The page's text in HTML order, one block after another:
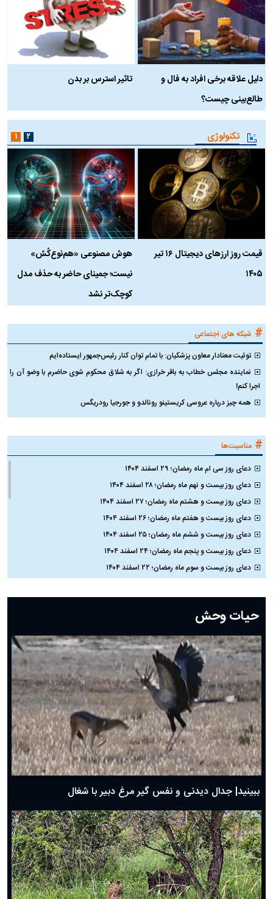
دلیل علاقه برخی افراد به فال و
طالع‌بینی چیست؟
تاثیر استرس بر بدن
تکنولوژی
قیمت روز ارز‌های دیجیتال ۱۶ تیر
۱۴۰۵
هوش مصنوعی «هم‌نوع‌کُش»
نیست؛ جمینای حاضر به حذف مدل
کوچک‌تر نشد
۱ ۲
# شبکه های اجتماعی
توئیت معنادار معاون پزشکیان: با تمام توان کنار رئیس‌جمهور ایستاده‌ایم
نماینده مجلس خطاب به باقر خرازی: اگر به شلاق محکوم شوی حاضرم با وضو آن را
اجرا کنم!
همه چیز درباره عروسی کریستینو رونالدو و جورجیا رودریگس
# مناسبت‌ها
دعای روز سی ام ماه رمضان؛ ۲۹ اسفند ۱۴۰۴
دعای روز بیست و نهم ماه رمضان؛ ۲۸ اسفند ۱۴۰۴
دعای روز بیست و هشتم ماه رمضان؛ ۲۷ اسفند ۱۴۰۴
دعای روز بیست و هفتم ماه رمضان؛ ۲۶ اسفند ۱۴۰۴
دعای روز بیست و ششم ماه رمضان؛ ۲۵ اسفند ۱۴۰۴
دعای روز بیست و پنجم ماه رمضان؛ ۲۴ اسفند ۱۴۰۴
دعای روز بیست و سوم ماه رمضان؛ ۲۲ اسفند ۱۴۰۴
دعای روز بیستم ماه رمضان؛ ۱۹ اسفند ۱۴۰۴
دعای روز هشتم ماه مبارک رمضان؛ ۷ اسفند ماه ۱۴۰۴
دعای روز هفتم ماه رمضان؛ ۶ اسفند ۱۴۰۴
دعای روز ششم ماه رمضان؛ ۵ اسفند ۱۴۰۴
دعای روز پنجم ماه رمضان؛ ۴ اسفند ۱۴۰۴
دعای روز چهارم ماه مبارک رمضان؛ ۳ اسفند ۱۴۰۴
دعای روز سوم ماه مبارک رمضان؛ ۱۴ اسفند ۱۴۰۴
دعای روز دوم ماه مبارک رمضان ۱ اسفند ماه ۱۴۰۴
دعای روز اول ماه مبارک رمضان، ۳۰ بهمن ۱۴۰۴
حضرت زینب(س) چگونه از دنیا رفت؟
بهترین پیامک تبریک روز پدر ۱۴۰۴؛ جملات زیبا و صمیمانه
حیات وحش
ببینید| جدال دیدنی و نفس گیر مرغ دبیر با شغال